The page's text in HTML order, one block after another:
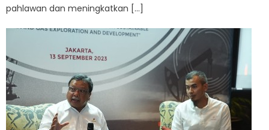
pahlawan dan meningkatkan […]